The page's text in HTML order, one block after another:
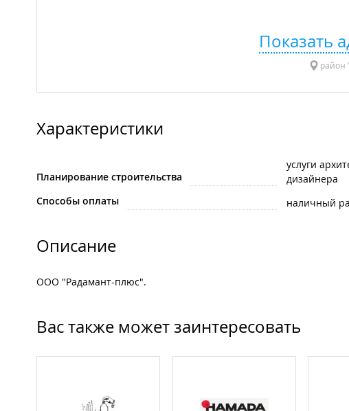
Показать
район
Характеристики
Планирование строительства
услуги
дизайнера
Способы оплаты
наличный
Описание
ООО "Радамант-плюс".
Вас также может заинтересовать